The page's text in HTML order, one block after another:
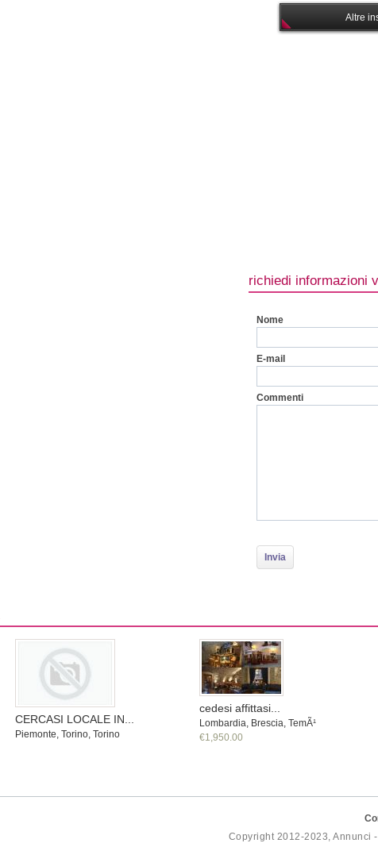
Altre
richiedi informazioni
Nome
E-mail
Commenti
CERCASI LOCALE IN...
Piemonte, Torino, Torino
cedesi affittasi...
Lombardia, Brescia, TemÃ¹
€1,950.00
Copyright 2012-2023, Annunci